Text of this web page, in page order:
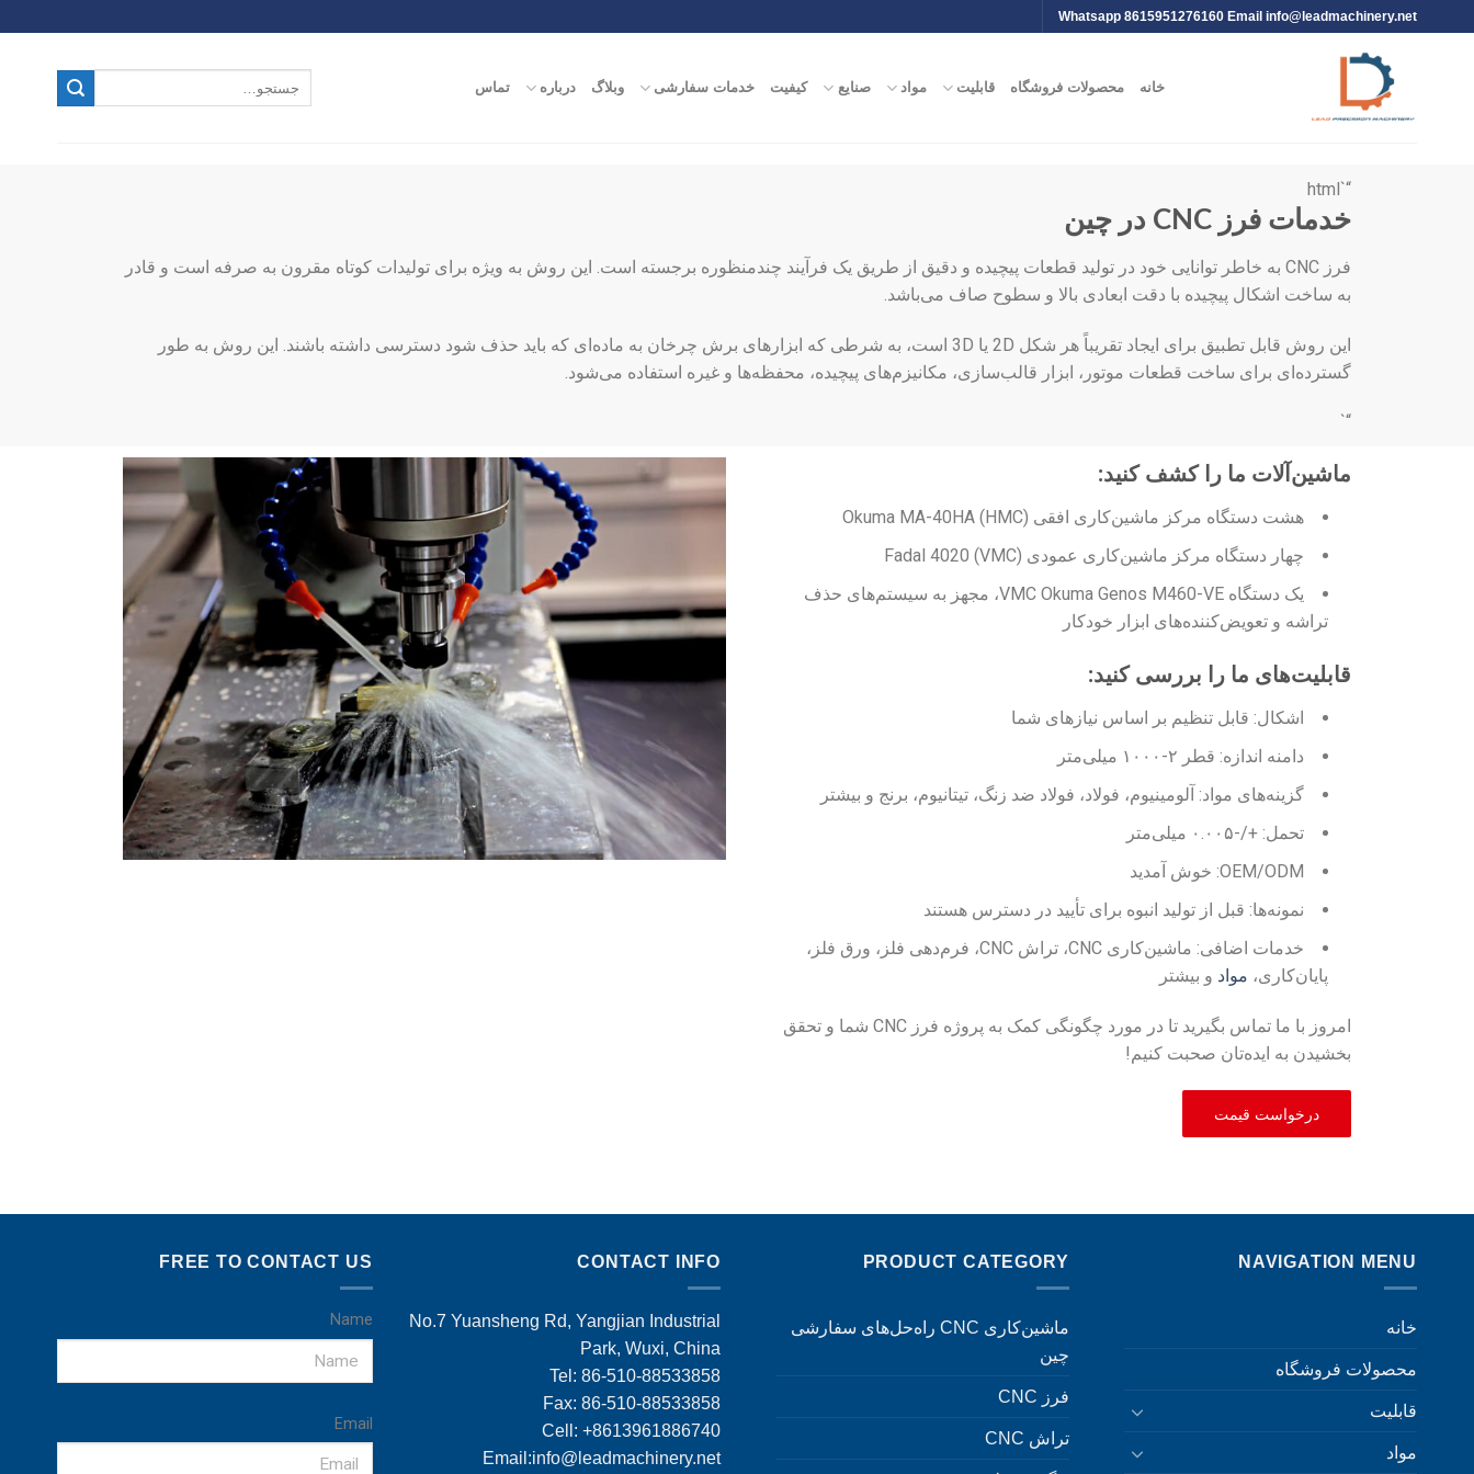
Whatsapp 8615951276160 Email info@leadmachinery.net
خانه محصولات فروشگاه قابلیت مواد صنایع کیفیت خدمات سفارشی وبلاگ درباره تماس
“`html
خدمات فرز CNC در چین
فرز CNC به خاطر توانایی خود در تولید قطعات پیچیده و دقیق از طریق یک فرآیند چندمنظوره برجسته است. این روش به ویژه برای تولیدات کوتاه مقرون به صرفه است و قادر
به ساخت اشکال پیچیده با دقت ابعادی بالا و سطوح صاف می‌باشد.
این روش قابل تطبیق برای ایجاد تقریباً هر شکل 2D یا 3D است، به شرطی که ابزارهای برش چرخان به ماده‌ای که باید حذف شود دسترسی داشته باشند. این روش به طور
گسترده‌ای برای ساخت قطعات موتور، ابزار قالب‌سازی، مکانیزم‌های پیچیده، محفظه‌ها و غیره استفاده می‌شود.
“`
ماشین‌آلات ما را کشف کنید:
هشت دستگاه مرکز ماشین‌کاری افقی Okuma MA-40HA (HMC)
چهار دستگاه مرکز ماشین‌کاری عمودی Fadal 4020 (VMC)
یک دستگاه VMC Okuma Genos M460-VE، مجهز به سیستم‌های حذف
تراشه و تعویض‌کننده‌های ابزار خودکار
قابلیت‌های ما را بررسی کنید:
اشکال: قابل تنظیم بر اساس نیازهای شما
دامنه اندازه: قطر ۲-۱۰۰۰ میلی‌متر
گزینه‌های مواد: آلومینیوم، فولاد، فولاد ضد زنگ، تیتانیوم، برنج و بیشتر
تحمل: +/-۰.۰۰۵ میلی‌متر
OEM/ODM: خوش آمدید
نمونه‌ها: قبل از تولید انبوه برای تأیید در دسترس هستند
خدمات اضافی: ماشین‌کاری CNC، تراش CNC، فرم‌دهی فلز، ورق فلز،
پایان‌کاری، مواد و بیشتر
امروز با ما تماس بگیرید تا در مورد چگونگی کمک به پروژه فرز CNC شما و تحقق
بخشیدن به ایده‌تان صحبت کنیم!
درخواست قیمت
NAVIGATION MENU
خانه
محصولات فروشگاه
قابلیت
مواد
PRODUCT CATEGORY
ماشین‌کاری CNC راه‌حل‌های سفارشی
چین
فرز CNC
تراش CNC
CONTACT INFO
No.7 Yuansheng Rd, Yangjian Industrial
Park, Wuxi, China
Tel: 86-510-88533858
Fax: 86-510-88533858
Cell: +8613961886740
Email:info@leadmachinery.net
FREE TO CONTACT US
Name
Email